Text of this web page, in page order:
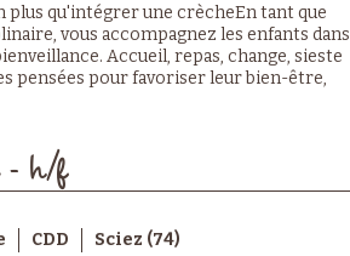
plus qu'intégrer une crècheEn tant que
vous accompagnez les enfants dans
Accueil, repas, change, sieste
pensées pour favoriser leur bien-être,
- h/f
CDD
Sciez (74)